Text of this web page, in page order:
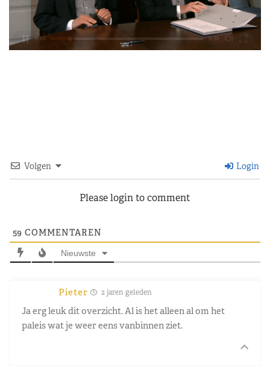
Volgen Login
Please login to comment
59 COMMENTAREN
Nieuwste
Pieter 2 jaren geleden
Ja erg leuk dit overzicht. Al is het alleen al om het
paleis wat je weer eens vanbinnen ziet.